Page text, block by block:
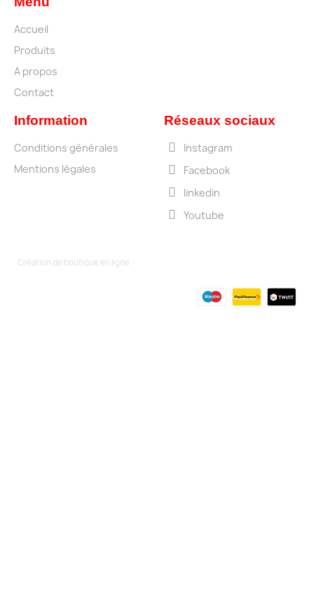
Accueil
Produits
A propos
Contact
Information
Conditions générales
Mentions légales
Réseaux sociaux
Instagram
Facebook
linkedin
Youtube
Création de boutique en ligne